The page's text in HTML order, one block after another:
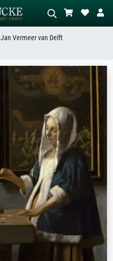
Décrivez la scène – ex. prairie verte,
abstrait avec beaucoup de rouge,
tableau sombre, nu debout près d'un
Jan Vermeer van Delft